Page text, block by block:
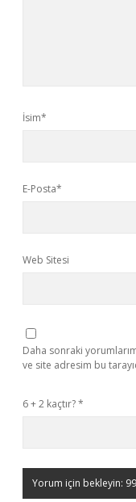
İsim*
E-Posta*
Web Sitesi
Daha sonraki
ve site adresim bu
6 + 2 kaçtır?*